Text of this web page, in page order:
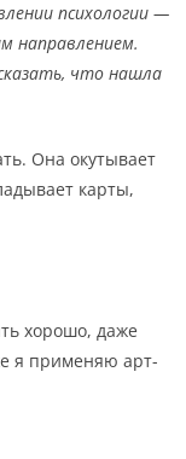
психологии —
направлением.
что нашла
Она окутывает
карты,
хорошо, даже
я применяю арт-